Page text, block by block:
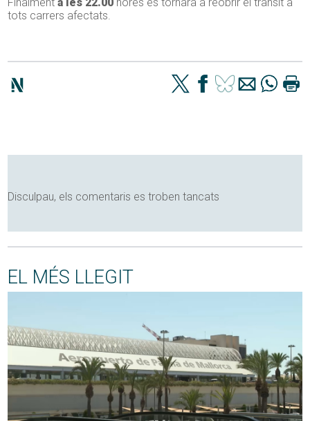
Finalment a les 22.00 hores es tornarà a reobrir el trànsit a
tots carrers afectats.
Disculpau, els comentaris es troben tancats
EL MÉS LLEGIT